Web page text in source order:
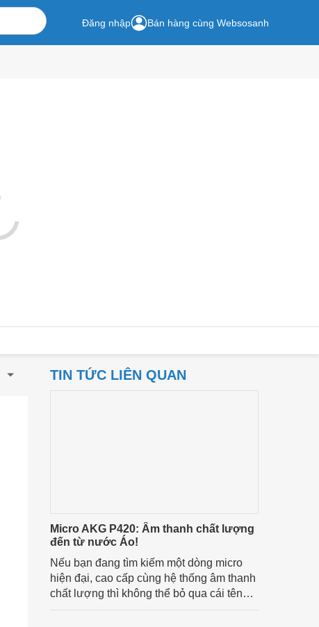
Đăng nhập Bán hàng cùng Websosanh
TIN TỨC LIÊN QUAN
Micro AKG P420: Âm thanh chất lượng
đến từ nước Áo!
Nếu bạn đang tìm kiếm một dòng micro
hiện đại, cao cấp cùng hệ thống âm thanh
chất lượng thì không thể bỏ qua cái tên